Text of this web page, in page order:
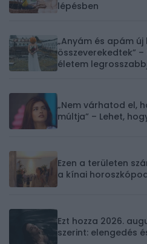
lépésben
„Anyám és apám
összeverekedtek”
életem
„Nem várhatod el,
múltja” – Lehet,
Ezen a területen
a kínai
Ezt hozza 2026.
szerint: elengedés